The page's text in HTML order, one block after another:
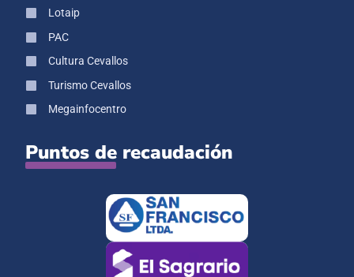
Lotaip
PAC
Cultura Cevallos
Turismo Cevallos
Megainfocentro
Puntos de recaudación